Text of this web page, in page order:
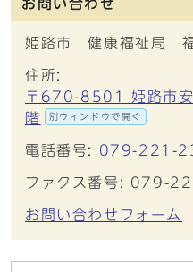
お問い合わせ
姫路市 健康福祉局
住所:
〒670-8501 姫路市
階
別ウィンドウで開く
電話番号: 079-221-
ファクス番号: 079-
お問い合わせフォーム